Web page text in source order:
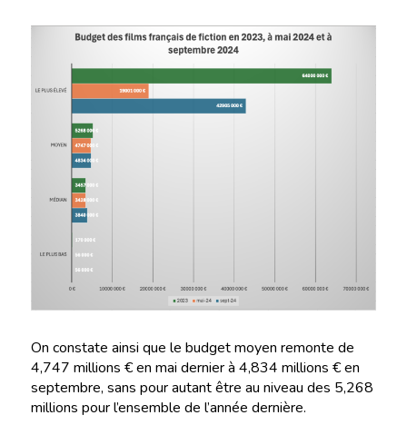
On constate ainsi que le budget moyen remonte de
4,747 millions € en mai dernier à 4,834 millions € en
septembre, sans pour autant être au niveau des 5,268
millions pour l’ensemble de l’année dernière.